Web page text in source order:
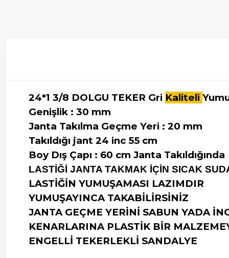
24*1 3/8 DOLGU TEKER Gri Kaliteli
Genişlik : 30 mm
Janta Takılma Geçme Yeri : 20 mm
Takıldığı jant 24 inc 55 cm
Boy Dış Çapı : 60 cm Janta Takıldığında
LASTİĞİ JANTA TAKMAK İÇİN SICAK
LASTİĞİN YUMUŞAMASI LAZIMDIR
YUMUŞAYINCA TAKABİLİRSİNİZ
JANTA GEÇME YERİNİ SABUN YADA
KENARLARINA PLASTİK BİR
ENGELLİ TEKERLEKLİ SANDALYE